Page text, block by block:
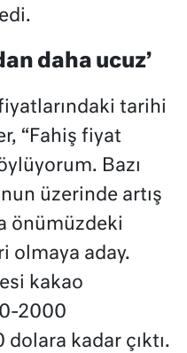
daha ucuz’
tarihi
“Fahiş fiyat
Bazı
üzerinde artış
önümüzdeki
olmaya aday.
kakao
2000
kadar çıktı.